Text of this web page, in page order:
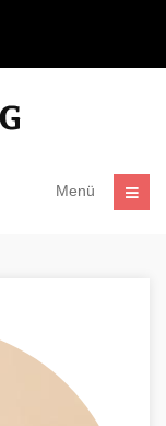
Menü